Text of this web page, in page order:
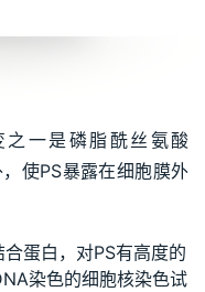
一是磷脂酰丝氨酸
使PS暴露在细胞膜外
蛋白，对PS有高度的
染色的细胞核染色试